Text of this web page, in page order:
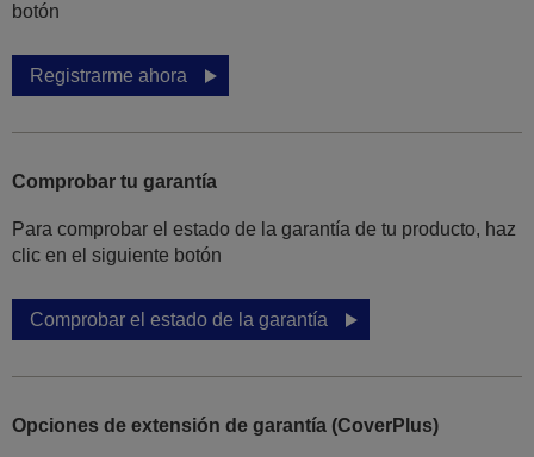
botón
Registrarme ahora
Comprobar tu garantía
Para comprobar el estado de la garantía de tu producto, haz
clic en el siguiente botón
Comprobar el estado de la garantía
Opciones de extensión de garantía (CoverPlus)